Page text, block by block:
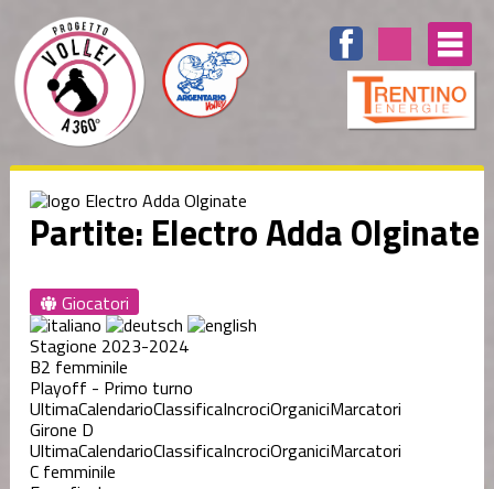
Partite: Electro Adda Olginate
Giocatori
Stagione 2023-2024
B2 femminile
Playoff - Primo turno
UltimaCalendarioClassificaIncrociOrganiciMarcatori
Girone D
UltimaCalendarioClassificaIncrociOrganiciMarcatori
C femminile